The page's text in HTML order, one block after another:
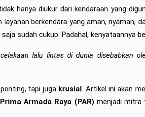
hanya diukur dari kendaraan yang
berkendara yang aman, nyaman,
sudah cukup. Padahal, kenyataannya
lalu lintas di dunia disebabkan
tapi juga krusial. Artikel ini akan
Prima Armada Raya (PAR) menjadi mitra